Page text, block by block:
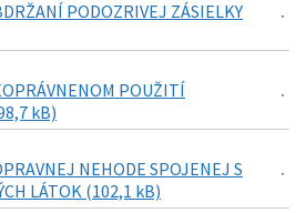
PODOZRIVEJ ZÁSIELKY
POUŽITÍ
kB)
NEHODE SPOJENEJ S
LÁTOK (102,1 kB)